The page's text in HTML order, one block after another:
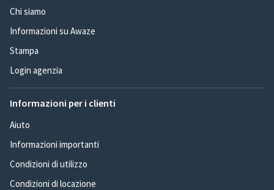
Chi siamo
Informazioni su Awaze
Stampa
Login agenzia
Informazioni per i clienti
Aiuto
Informazioni importanti
Condizioni di utilizzo
Condizioni di locazione